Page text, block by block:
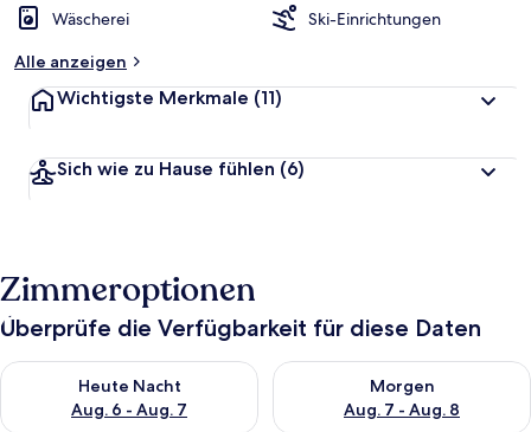
Wäscherei
Ski-Einrichtungen
Alle anzeigen
Wichtigste Merkmale (11)
Sich wie zu Hause fühlen (6)
Zimmeroptionen
Überprüfe die Verfügbarkeit für diese Daten
Heute Nacht
Aug. 6 - Aug. 7
Überprüfe die Verfügbarkeit für heute Nacht, Aug. 6 - Aug. 7.
Morgen
Aug. 7 - Aug. 8
Überprüfe die Verfügbarkeit